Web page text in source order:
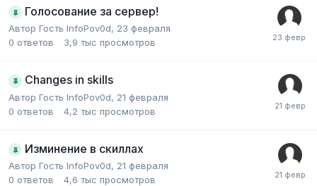
Голосование за сервер!
Автор Гость InfoPov0d, 23 февраля
0 ответов 3,9 тыс просмотров
Changes in skills
Автор Гость InfoPov0d, 21 февраля
0 ответов 4,2 тыс просмотров
Изминение в скиллах
Автор Гость InfoPov0d, 21 февраля
0 ответов 4,6 тыс просмотров